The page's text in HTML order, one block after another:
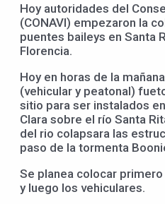
Hoy autoridades del
(CONAVI) empezaron la
puentes baileys en Santa
Florencia.
Hoy en horas de la
(vehicular y peatonal)
sitio para ser instalados
Clara sobre el río Santa
del rio colapsara las
paso de la tormenta
Se planea colocar
y luego los vehiculares.